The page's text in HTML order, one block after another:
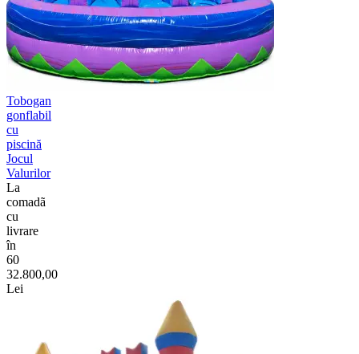
Tobogan
gonflabil
cu
piscină
Jocul
Valurilor
La
comadã
cu
livrare
în
60
32.800,00
Lei